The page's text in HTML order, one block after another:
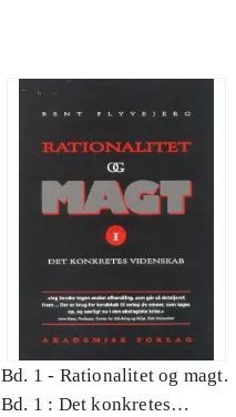
Bd. 1 - Rationalitet og magt.
Bd. 1 : Det konkretes